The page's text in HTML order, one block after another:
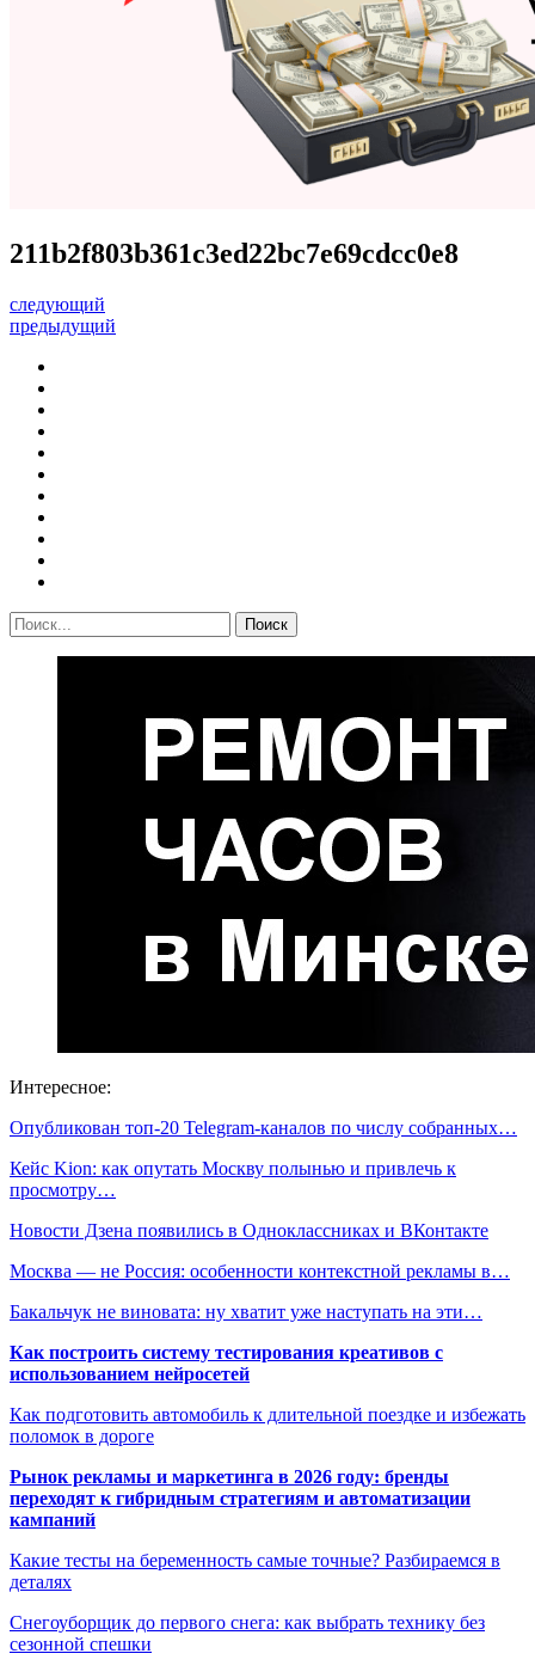
211b2f803b361c3ed22bc7e69cdcc0e8
следующий
предыдущий
Интересное:
Опубликован топ-20 Telegram-каналов по числу собранных…
Кейс Kion: как опутать Москву полынью и привлечь к
просмотру…
Новости Дзена появились в Одноклассниках и ВКонтакте
Москва — не Россия: особенности контекстной рекламы в…
Бакальчук не виновата: ну хватит уже наступать на эти…
Как построить систему тестирования креативов с
использованием нейросетей
Как подготовить автомобиль к длительной поездке и избежать
поломок в дороге
Рынок рекламы и маркетинга в 2026 году: бренды
переходят к гибридным стратегиям и автоматизации
кампаний
Какие тесты на беременность самые точные? Разбираемся в
деталях
Снегоуборщик до первого снега: как выбрать технику без
сезонной спешки